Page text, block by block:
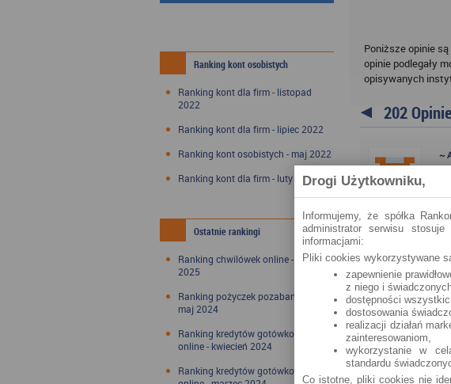
Ranking kont osobistych
Ranking kont dla firm - listopad
2022
Ranking kont dla firm - lipiec 2022
Ranking kont osobistych - maj 2022
Ranking kont dla firm - luty 2022
Ostatnie rankingi
Ranking chwilówek online - styczeń
2025
Ranking pożyczek pozabankowych -
maj 2024
Ranking kredytów gotówkowych
online - kwiecień 2024
Ranking kredytów gotówkowych
Poniższe opinie
opinie podlegały
opisywanych
202 Opinie
~
i
POLECANE
Najnowsze
Drogi Użytkowniku,
Informujemy, że spółka
administrator serwisu
informacjami:
Pliki cookies wykorzystywane
zapewnienie
z niego i
dostępności
dostosowania
realizacji działań
zainteresowaniom,
wykorzystanie w
standardu
Co istotne, pliki cookies nie